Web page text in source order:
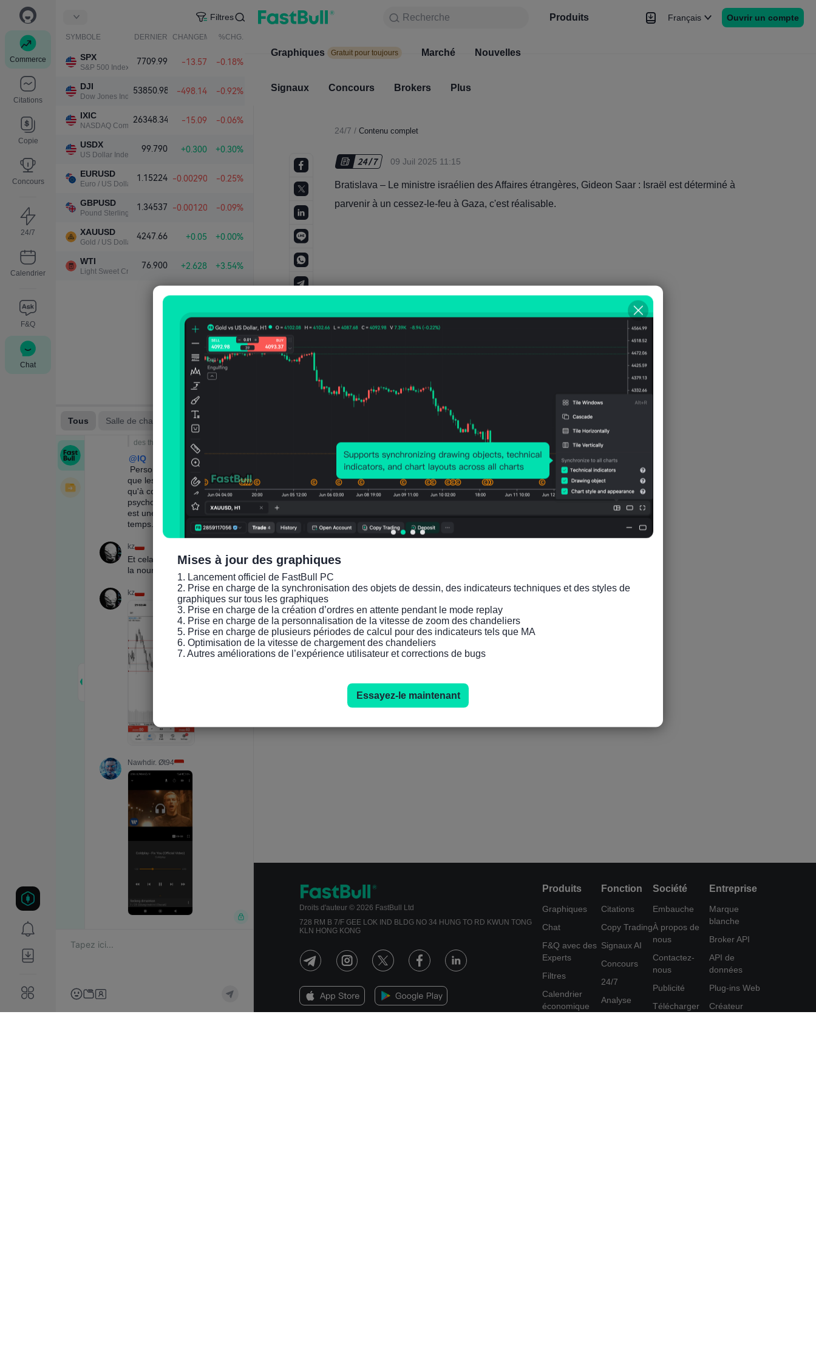
Commerce
Citations
Copie
Concours
24/7
Calendrier
F&Q
Chat
Filtres
SYMBOLE DERNIER CHANGEMENT NET.
%CHG.
SPX
S&P 500 Index
7709.99 -13.57 -0.18%
DJI
Dow Jones Industrial Average
53850.98 -498.14 -0.92%
IXIC
NASDAQ Composite Index
26348.34 -15.09 -0.06%
USDX
US Dollar Index
99.790 +0.300 +0.30%
EURUSD
Euro / US Dollar
1.15224 -0.00290 -0.25%
GBPUSD
Pound Sterling / US Dollar
1.34537 -0.00120 -0.09%
XAUUSD
Gold / US Dollar
4247.66 +0.05 +0.00%
WTI
Light Sweet Crude Oil
76.900 +2.628 +3.54%
Recherche Produits
Graphiques Gratuit pour toujours Marché
Signaux Concours
Français Ouvrir un compte
Recherche
Produits
Graphiques Gratuit pour toujours Marché Nouvelles
Signaux Concours Brokers Plus
24/7 / Contenu complet
09 Juil 2025 11:15
Bratislava – Le ministre israélien des Affaires étrangères, Gideon Saar : Israël est déterminé à
parvenir à un cessez-le-feu à Gaza, c'est réalisable.
Droits d'auteur © 2026 FastBull Ltd
728 RM B 7/F GEE LOK IND BLDG NO 34 HUNG TO RD KWUN TONG
KLN HONG KONG
Produits
Graphiques
Chat
F&Q avec des
Experts
Filtres
Calendrier
économique
Fonction
Citations
Copy Trading
Signaux AI
Concours
24/7
Analyse
Société
Embauche
À propos de
nous
Contactez-
nous
Publicité
Télécharger
Entreprise
Marque
blanche
Broker API
API de
données
Plug-ins Web
Créateur
Mises à jour des graphiques
1. Lancement officiel de FastBull PC
2. Prise en charge de la synchronisation des objets de dessin, des indicateurs techniques et des styles de
graphiques sur tous les graphiques
3. Prise en charge de la création d’ordres en attente pendant le mode replay
4. Prise en charge de la personnalisation de la vitesse de zoom des chandeliers
5. Prise en charge de plusieurs périodes de calcul pour des indicateurs tels que MA
6. Optimisation de la vitesse de chargement des chandeliers
7. Autres améliorations de l’expérience utilisateur et corrections de bugs
Essayez-le maintenant